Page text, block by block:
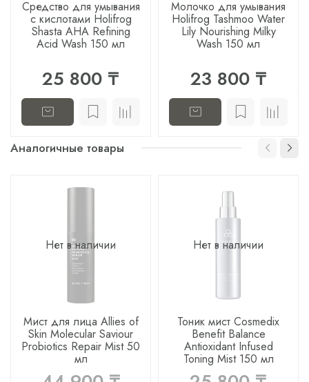
Средство для умывания
с кислотами Holifrog
Shasta AHA Refining
Acid Wash 150 мл
25 800 ₸
Молочко для умывания
Holifrog Tashmoo Water
Lily Nourishing Milky
Wash 150 мл
23 800 ₸
Аналогичные товары
Нет в наличии
Мист для лица Allies of
Skin Molecular Saviour
Probiotics Repair Mist 50
мл
Нет в наличии
Тоник мист Cosmedix
Benefit Balance
Antioxidant Infused
Toning Mist 150 мл